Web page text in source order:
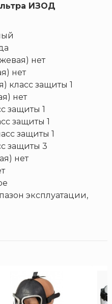
ИЗОД
нет
нет
класс защиты 1
нет
защиты 1
защиты 1
защиты 1
защиты 3
нет
эксплуатации,